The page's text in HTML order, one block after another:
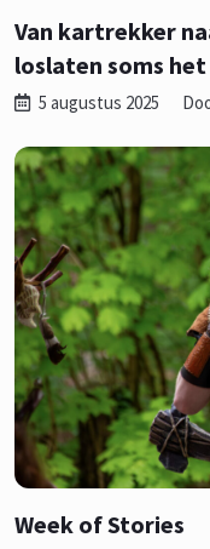
Van kartrekker
loslaten soms
5 augustus 2025
Week of Stories